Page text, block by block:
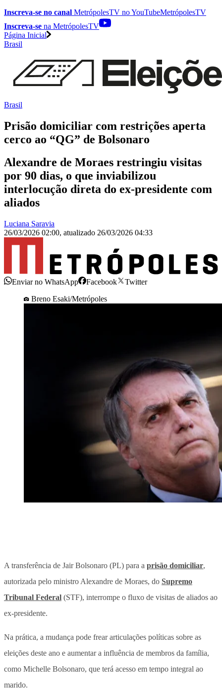
Inscreva-se no canal MetrópolesTV noYouTubeMetrópolesTV
Inscreva-se na MetrópolesTV
Página Inicial
Brasil
Brasil
Prisão domiciliar com restrições aperta
cerco ao “QG” de Bolsonaro
Alexandre de Moraes restringiu visitas
por 90 dias, o que inviabilizou
interlocução direta do ex-presidente com
aliados
Luciana Saravia
26/03/2026 02:00, atualizado 26/03/2026 04:33
Enviar no WhatsApp Facebook
Twitter
Breno Esaki/Metrópoles
A transferência de Jair Bolsonaro (PL) para a prisão domiciliar,
autorizada pelo ministro Alexandre de Moraes, do Supremo
Tribunal Federal (STF), interrompe o fluxo de visitas de aliados ao
ex-presidente.
Na prática, a mudança pode frear articulações políticas sobre as
eleições deste ano e aumentar a influência de membros da família,
como Michelle Bolsonaro, que terá acesso em tempo integral ao
marido.